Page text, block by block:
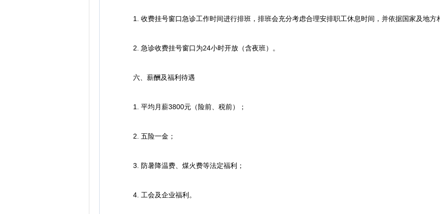
1. 收费挂号窗口急诊工作时间进行排班，排班会充分考虑合理安排职工休息时间，并依据国家及地方
2. 急诊收费挂号窗口为24小时开放（含夜班）。
六、薪酬及福利待遇
1. 平均月薪3800元（险前、税前）；
2. 五险一金；
3. 防暑降温费、煤火费等法定福利；
4. 工会及企业福利。